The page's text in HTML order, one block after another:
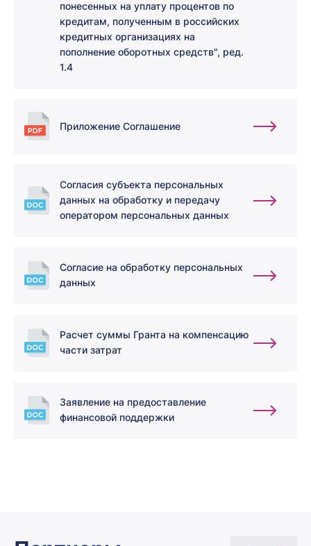
понесенных на уплату процентов по
кредитам, полученным в российских
кредитных организациях на
пополнение оборотных средств", ред.
1.4
Приложение Соглашение
Согласия субъекта персональных
данных на обработку и передачу
оператором персональных данных
Согласие на обработку персональных
данных
Расчет суммы Гранта на компенсацию
части затрат
Заявление на предоставление
финансовой поддержки